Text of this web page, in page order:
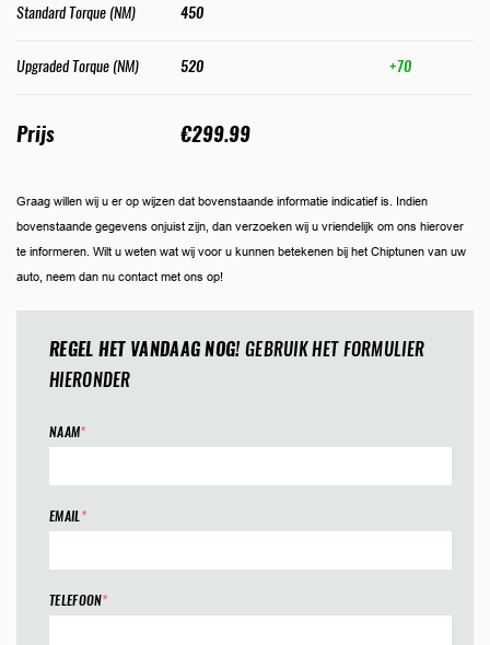
Standard Torque (NM) 450
Upgraded Torque (NM) 520 +70
Prijs €299.99
Graag willen wij u er op wijzen dat bovenstaande informatie indicatief is. Indien
bovenstaande gegevens onjuist zijn, dan verzoeken wij u vriendelijk om ons hierover
te informeren. Wilt u weten wat wij voor u kunnen betekenen bij het Chiptunen van uw
auto, neem dan nu contact met ons op!
REGEL HET VANDAAG NOG!GEBRUIK HET FORMULIER
HIERONDER
NAAM*
EMAIL*
TELEFOON*